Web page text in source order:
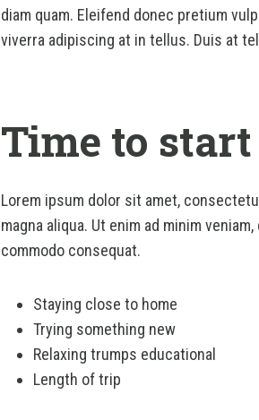
diam quam. Eleifend donec pretium
viverra adipiscing at in tellus. Duis at
Time to
Lorem ipsum dolor sit amet,
magna aliqua. Ut enim ad minim
commodo consequat.
Staying close to home
Trying something new
Relaxing trumps educational
Length of trip